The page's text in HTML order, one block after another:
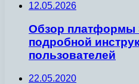
12.05.2026
Обзор платформы
подробной
пользователей
22.05.2020